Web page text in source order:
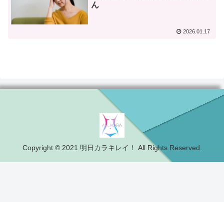
ん
2026.01.17
Copyright © 2021 明日カラキレイ！ All Rights Reserved.